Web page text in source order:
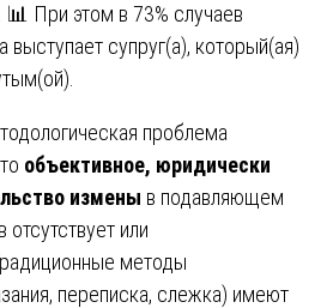
📊 При этом в 73% случаев
выступает супруг(а), который(ая)
проблема
объективное, юридически
измены в подавляющем
или
методы
переписка, слежка) имеют